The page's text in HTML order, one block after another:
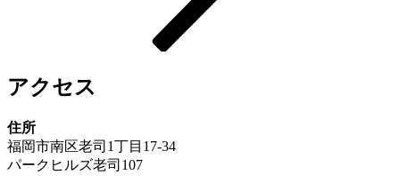
アクセス
住所
福岡市南区老司1丁目17-34
パークヒルズ老司107